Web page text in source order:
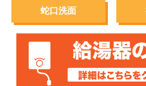
蛇口洗面